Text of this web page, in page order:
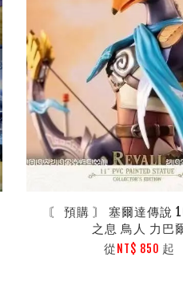
〘 預購 〙 塞爾達傳說
之息 鳥人 力巴
從 NT$ 850 起